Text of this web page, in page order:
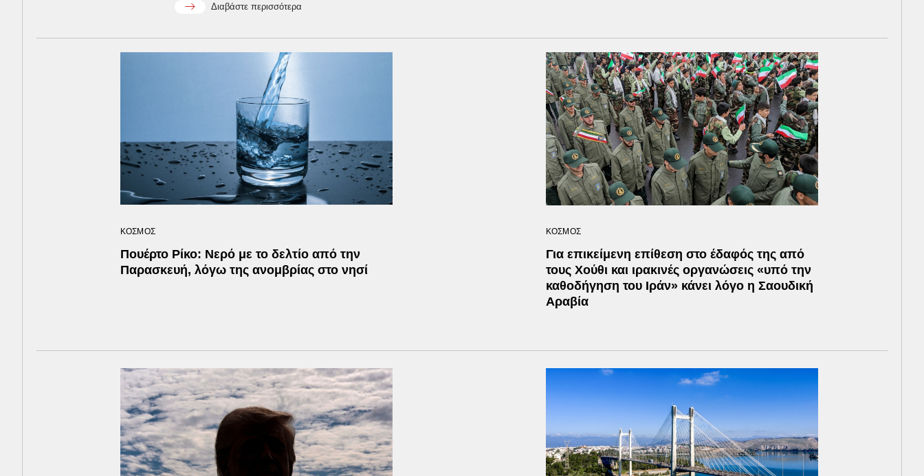
Διαβάστε περισσότερα
ΚΟΣΜΟΣ
Πουέρτο Ρίκο: Νερό με το δελτίο από την
Παρασκευή, λόγω της ανομβρίας στο νησί
ΚΟΣΜΟΣ
Για επικείμενη επίθεση στο έδαφός της από
τους Χούθι και ιρακινές οργανώσεις «υπό την
καθοδήγηση του Ιράν» κάνει λόγο η Σαουδική
Αραβία